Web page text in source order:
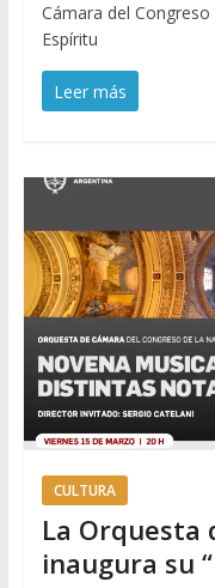
Cámara del
Espíritu
Leer más
CULTURA
La Orquesta
inaugura su